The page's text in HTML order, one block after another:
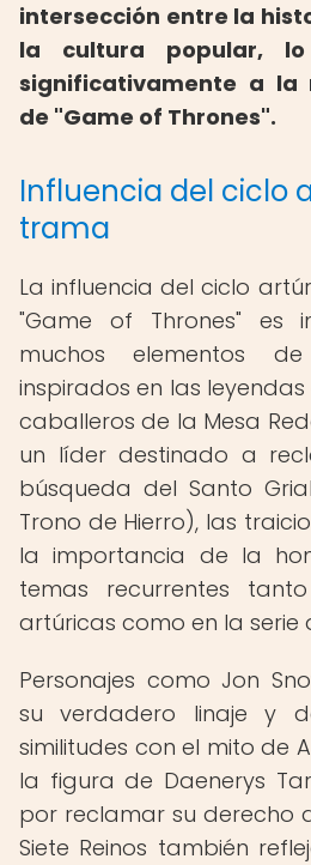
intersección entre la
la cultura popular,
significativamente a la
de "Game of Thrones".
Influencia del ciclo
trama
La influencia del ciclo
"Game of Thrones" es
muchos elementos
inspirados en las leyendas
caballeros de la Mesa
un líder destinado a
búsqueda del Santo
Trono de Hierro), las
la importancia de la
temas recurrentes
artúricas como en la serie
Personajes como Jon
su verdadero linaje y
similitudes con el mito de
la figura de Daenerys
por reclamar su derecho
Siete Reinos también